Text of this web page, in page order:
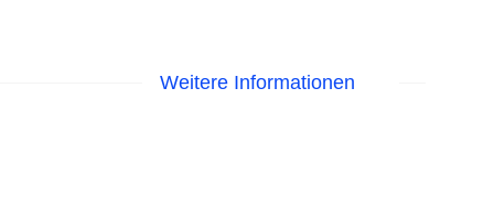
Weitere Informationen